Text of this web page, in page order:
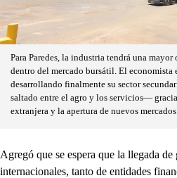
Para Paredes, la industria tendrá una
dentro del mercado bursátil. El economista
desarrollando finalmente su sector
saltado entre el agro y los servicios—
extranjera y la apertura de nuevos
Agregó que se espera que la llegada de
internacionales, tanto de entidades